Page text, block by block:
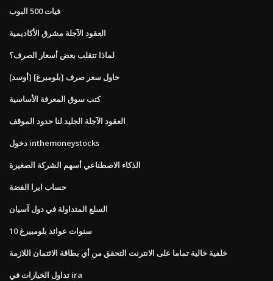
فيات 500 البوب
العقود الآجلة مشرق الأكاديمية
لماذا تتقلب بعض أسعار الصرف؟
[أوسد] حاول سعر صرف [بلومبرغ]
كتب سوق المعرفة الأساسية
العقود الآجلة الجليد لنا حدود الموقف
دخول inthemoneystocks
الذكاء الاصطناعي أسهم الشركة الصغيرة
حساب ايرا الفضة
السلع المتداولة في دول آسيان
10 سنوات عوائد بلومبيرغ
خلفية خالية تماما على الانترنت التحقق من أي بطاقة الائتمان اللازمة
تداول الخيارات في ira